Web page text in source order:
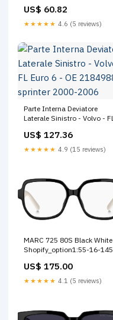
1996
US$ 60.82
★★★★★ 4.6 (5 reviews)
Parte Interna Deviatore
Laterale Sinistro - Volvo - FL
2000-2006
US$ 127.36
★★★★★ 4.9 (15 reviews)
MARC 725 80S Black White
Shopify_option1:55-16-145
US$ 175.00
★★★★★ 4.1 (5 reviews)